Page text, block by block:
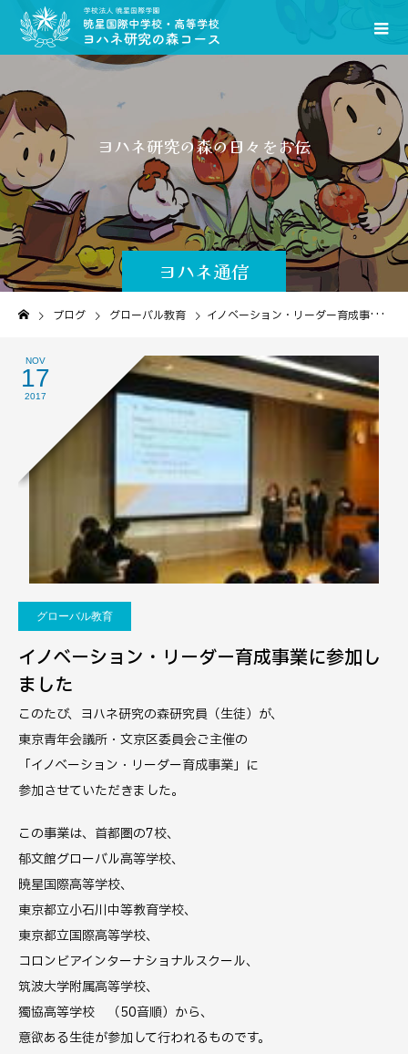
ヨハネ通信
ヨ ネ研究の森の日々をお 伝えしま す
ブログ グローバル教育 イノベーション・リーダー育成事業に参加しました
NOV
17
2017
グローバル教育
イノベーション・リーダー育成事業に参加し
ました
このたび、ヨハネ研究の森研究員（生徒）が、
東京青年会議所・文京区委員会ご主催の
「イノベーション・リーダー育成事業」に
参加させていただきました。
この事業は、首都圏の7校、
郁文館グローバル高等学校、
暁星国際高等学校、
東京都立小石川中等教育学校、
東京都立国際高等学校、
コロンビアインターナショナルスクール、
筑波大学附属高等学校、
獨協高等学校 （50音順）から、
意欲ある生徒が参加して行われるものです。